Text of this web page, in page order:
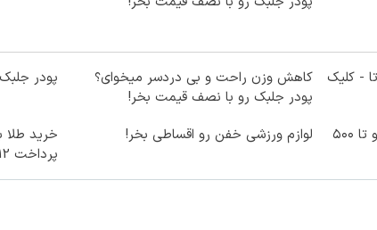
- کلیک
کاهش وزن راحت و بی دردسر میخوای؟
پودر جلبک رو با نصف قیمت بخر!
پودر
معاملات جهانی طلا با اسپرد صفر و تا ۵۰۰
لوازم ورزشی خفن رو اقساطی بخر!
خرید
پرداخت 12 ماهه )